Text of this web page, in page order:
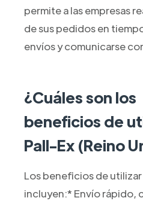
permite a las empresas
de sus pedidos en
envíos y comunicarse
¿Cuáles son los
beneficios de
Pall-Ex (Reino
Los beneficios de
incluyen:* Envío rápido,